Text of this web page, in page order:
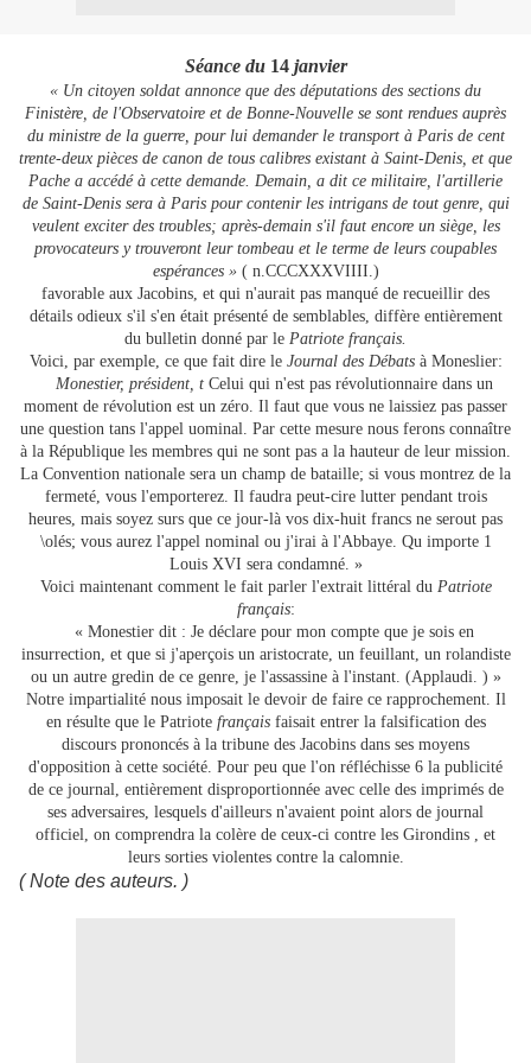
Séance du14 janvier
« Un citoyen soldat annonce que des députations des sections du
Finistère, de l'Observatoire et de Bonne-Nouvelle se sont rendues auprès
du ministre de laguerre, pour lui demander le transport à Paris decent
trente-deux pièces de canon de tous calibres existant à Saint-Denis, et que
Pache a accédé à cette demande. Demain, a dit ce militaire, l'artillerie
deSaint-Denis sera à Paris pour contenir les intrigans detout genre, qui
veulent exciter des troubles; après-demain s'il faut encore un siège, les
provocateurs y trouveront leur tombeau et le terme de leurs coupables
espérances »( n.CCCXXXVIIII.)
favorable aux Jacobins, et qui n'aurait pas manqué de recueillir des
détails odieux s'il s'en était présenté desemblables, diffère entièrement
du bulletin donné par le Patriote français.
Voici, par exemple, ce que fait dire le Journal des Débatsà Moneslier:
Monestier, président, tCelui qui n'est pas révolutionnaire dans un
moment de révolution est un zéro. Il faut que vous ne laissiez pas passer
une question tans l'appel uominal. Par cette mesure nous ferons connaître
à la République les membres qui ne sont pas a la hauteur de leur mission.
La Convention nationale sera un champ de bataille; si vous montrez de la
fermeté, vous l'emporterez. Il faudra peut-cire lutter pendant trois
heures, mais soyez surs que ce jour-là vos dix-huit francs ne serout pas
\olés; vous aurez l'appel nominal ou j'irai à l'Abbaye. Qu importe 1
Louis XVI sera condamné. »
Voici maintenant comment le fait parler l'extrait littéral du Patriote
français:
« Monestier dit : Je déclare pour mon compte que je sois en
insurrection, et que si j'aperçois un aristocrate, un feuillant, un rolandiste
ou un autre gredin dece genre, je l'assassine à l'instant. (Applaudi. ) »
Notre impartialité nous imposait le devoir defaire ce rapprochement. Il
en résulte que le Patriote françaisfaisait entrer lafalsification des
discours prononcés à la tribune des Jacobins dans ses moyens
d'opposition à cette société. Pour peu que l'on réfléchisse 6 la publicité
dece journal, entièrement disproportionnée avec celle des imprimés de
ses adversaires, lesquels d'ailleurs n'avaient point alors de journal
officiel, on comprendra la colère de ceux-ci contre les Girondins , et
leurs sorties violentes contre lacalomnie.
( Note des auteurs. )